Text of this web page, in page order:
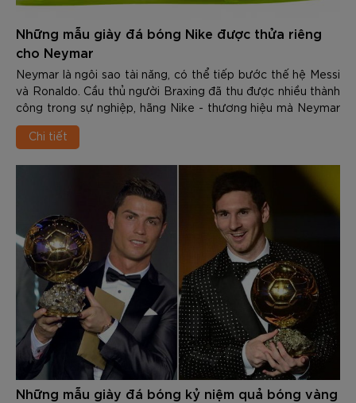
Những mẫu giày đá bóng Nike được thửa riêng
cho Neymar
Neymar là ngôi sao tài năng, có thể tiếp bước thế hệ Messi
và Ronaldo. Cầu thủ người Braxing đã thu được nhiều thành
công trong sự nghiệp, hãng Nike - thương hiệu mà Neymar
là đại diện cũng thiết kế c...
Chi tiết
Những mẫu giày đá bóng kỷ niệm quả bóng vàng